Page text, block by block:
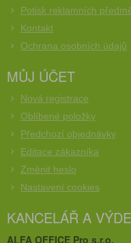
Potisk reklamních
Kontakt
Ochrana osobních údajů
MŮJ ÚČET
Nová registrace
Oblíbené položky
Předchozí objednávky
Editace zákazníka
Změnit heslo
Nastavení cookies
KANCELÁŘ A
ALFA OFFICE Pro s.r.o.